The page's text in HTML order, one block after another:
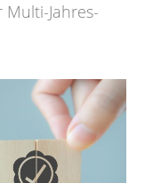
Jahres-